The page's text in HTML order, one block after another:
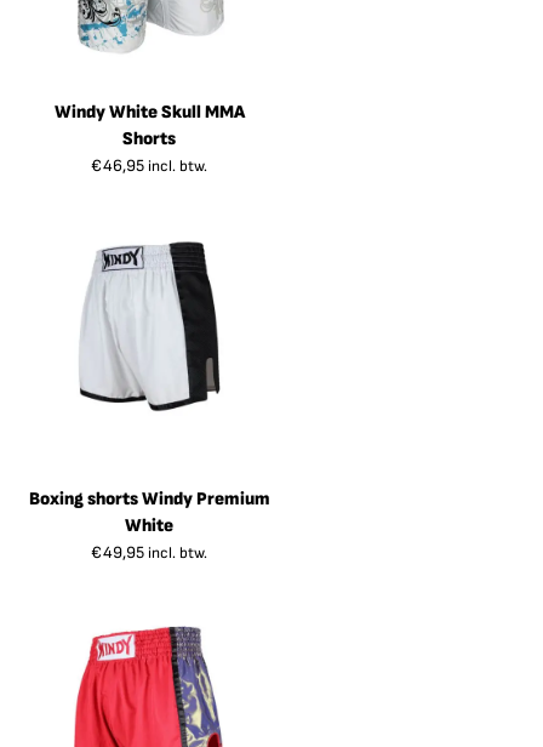
Windy White Skull MMA
Shorts
€46,95 incl. btw.
Boxing shorts Windy Premium
White
€49,95 incl. btw.